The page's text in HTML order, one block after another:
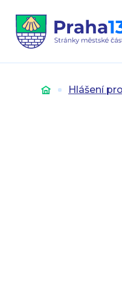
Úvod Hlášení